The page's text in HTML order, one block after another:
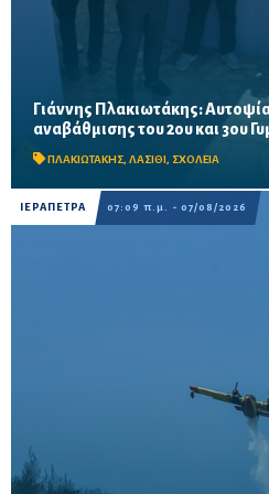
Γιάννης Πλακιωτάκης:
αναβάθμισης του 2ου και 3ου
ΠΛΑΚΙΩΤΑΚΗΣ, ΛΑΣΙΘΙ, ΣΧΟΛΕΙΑ
Οι παρεμβάσεις του προγράμματος
αναμένεται να ολοκληρωθούν πριν
Προβλέπονται ανακαινίσεις
ΙΕΡΑΠΕΤΡΑ 07:09 π.μ. - 07/08/2026